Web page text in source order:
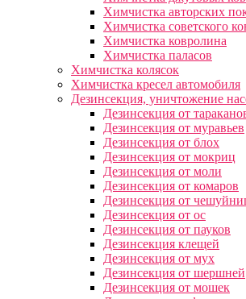
Химчистка авторских
Химчистка советского
Химчистка ковролина
Химчистка паласов
Химчистка колясок
Химчистка кресел автомобиля
Дезинсекция, уничтожение
Дезинсекция от
Дезинсекция от муравьев
Дезинсекция от блох
Дезинсекция от мокриц
Дезинсекция от моли
Дезинсекция от комаров
Дезинсекция от
Дезинсекция от ос
Дезинсекция от пауков
Дезинсекция клещей
Дезинсекция от мух
Дезинсекция от шершней
Дезинсекция от мошек